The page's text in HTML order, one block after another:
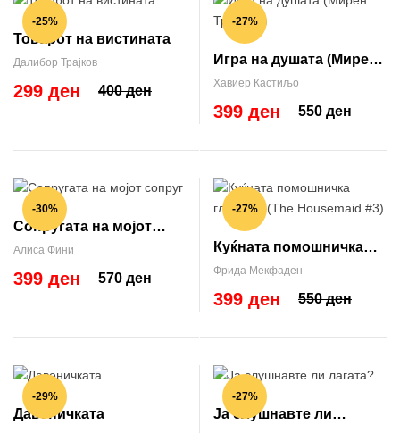
-25%
Товарот на вистината
Далибор Трајков
400 ден
299 ден
-27%
Игра на душата (Мирен
Тригс #2)
Хавиер Кастиљо
550 ден
399 ден
-30%
Сопругата на мојот
сопруг
Алиса Фини
570 ден
399 ден
-27%
Куќната помошничка
гледа сè (The
Housemaid #3)
Фрида Мекфаден
550 ден
399 ден
-29%
Давеничката
-27%
Ја слушнавте ли